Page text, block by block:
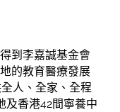
到李嘉誠基金會
的教育醫療發展
人、全家、全程
及香港42間寧養中